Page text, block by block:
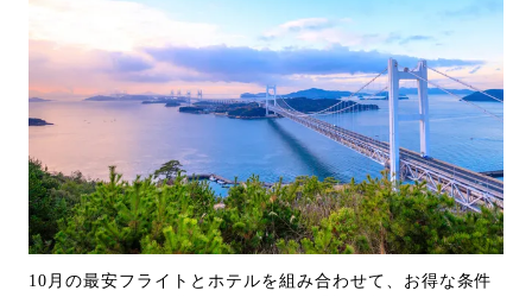
10月の最安フライトとホテルを組み合わせて、お得な条件